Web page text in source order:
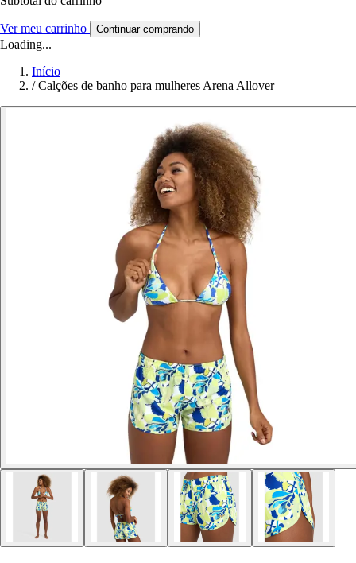
Ver meu carrinho Continuar comprando
Loading...
Início
/ Calções de banho para mulheres Arena Allover